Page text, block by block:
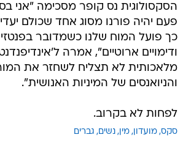
הסקסולוגית נס קופר מסכימה "אני
פעם יהיה פורנו מסוג אחד שכולם
כך פועל המוח שלנו כשמדובר
ודימויים ארוטיים", אמרה
מלאכותית לא תצליח לשחזר את
והניואנסים של המיניות האנושית".
לפחות לא בקרוב.
סקס מועדון מין נשים גברים